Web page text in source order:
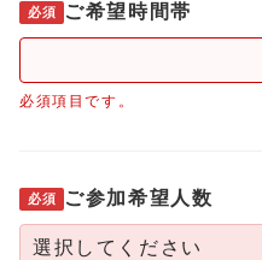
必須 ご希望時間帯
必須項目です。
必須 ご参加希望人数